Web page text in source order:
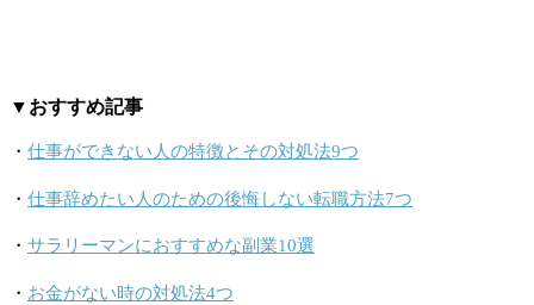
▼おすすめ記事
・ 仕事ができない人の特徴とその対処法9つ
・ 仕事辞めたい人のための後悔しない転職方法7つ
・ サラリーマンにおすすめな副業10選
・ お金がない時の対処法4つ